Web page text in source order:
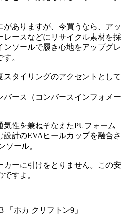
ありますが、今買うなら、アッ
レースなどにリサイクル素材を採
ンソールで履き心地をアップグレ
。
スタイリングのアクセントとして
性を兼ねそなえたPUフォーム
設計のEVAヒールカップを融合さ
ソール。
カーに引けをとりません。この安
すよ。
ホカ クリフトン9」